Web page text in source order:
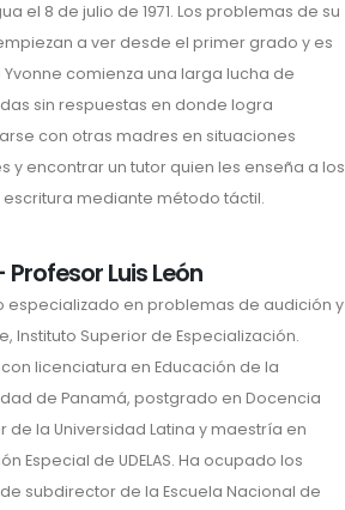
el 8 de julio de 1971. Los problemas de su
a ver desde el primer grado y es
comienza una larga lucha de
sin respuestas en donde logra
con otras madres en situaciones
y encontrar un tutor quien les enseña a los
escritura mediante método táctil.
Profesor Luis León
especializado en problemas de audición y
Instituto Superior de Especialización.
licenciatura en Educación de la
de Panamá, postgrado en Docencia
de la Universidad Latina y maestría en
Especial de UDELAS. Ha ocupado los
subdirector de la Escuela Nacional de